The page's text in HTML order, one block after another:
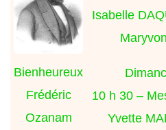
Bienheureux
Frédéric
Ozanam
Isabelle
10 h 30 –
Yvette